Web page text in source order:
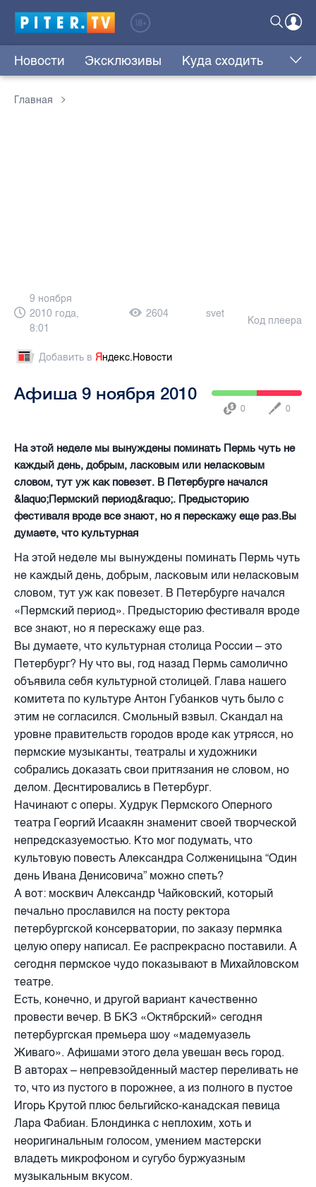
Новости Эксклюзивы Куда сходить
Главная
9 ноября
2010 года,
8:01
2604 svet
Код плеера
Добавить в Яндекс.Новости
Афиша 9 ноября 2010
0 0
На этой неделе мы вынуждены поминать Пермь чуть не
каждый день, добрым, ласковым или неласковым
словом, тут уж как повезет. В Петербурге начался
&laquo;Пермский период&raquo;. Предысторию
фестиваля вроде все знают, но я перескажу еще раз.Вы
думаете, что культурная
На этой неделе мы вынуждены поминать Пермь чуть
не каждый день, добрым, ласковым или неласковым
словом, тут уж как повезет. В Петербурге начался
«Пермский период». Предысторию фестиваля вроде
все знают, но я перескажу еще раз.
Вы думаете, что культурная столица России – это
Петербург? Ну что вы, год назад Пермь самолично
объявила себя культурной столицей. Глава нашего
комитета по культуре Антон Губанков чуть было с
этим не согласился. Смольный взвыл. Скандал на
уровне правительств городов вроде как утрясся, но
пермские музыканты, театралы и художники
собрались доказать свои притязания не словом, но
делом. Деснтировались в Петербург.
Начинают с оперы. Худрук Пермского Оперного
театра Георгий Исаакян знаменит своей творческой
непредсказуемостью. Кто мог подумать, что
культовую повесть Александра Солженицына “Один
день Ивана Денисовича” можно спеть?
А вот: москвич Александр Чайковский, который
печально прославился на посту ректора
петербургской консерватории, по заказу пермяка
целую оперу написал. Ее распрекрасно поставили. А
сегодня пермское чудо показывают в Михайловском
театре.
Есть, конечно, и другой вариант качественно
провести вечер. В БКЗ «Октябрский» сегодня
петербургская премьера шоу «мадемуазель
Живаго». Афишами этого дела увешан весь город.
В авторах – непревзойденный мастер переливать не
то, что из пустого в порожнее, а из полного в пустое
Игорь Крутой плюс бельгийско-канадская певица
Лара Фабиан. Блондинка с неплохим, хоть и
неоригинальным голосом, умением мастерски
владеть микрофоном и сугубо буржуазным
музыкальным вкусом.